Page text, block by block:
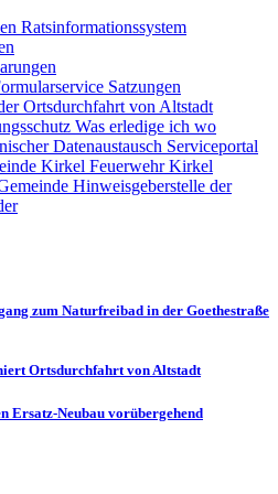
Ratsinformationssystem
Satzungen
Ortsdurchfahrt von Altstadt
Was erledige ich wo
Datenaustausch Serviceportal
Kirkel Feuerwehr Kirkel
Hinweisgeberstelle der
zum Naturfreibad in der Goethestraße
Ortsdurchfahrt von Altstadt
Ersatz-Neubau vorübergehend